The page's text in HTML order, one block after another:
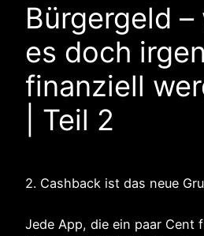
Bürgergeld –
es doch
finanziell
| Teil 2
2. Cashback ist das neue
Jede App, die ein paar Cent